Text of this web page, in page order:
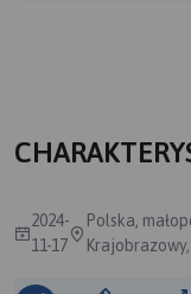
2024-
11-17
Polska,